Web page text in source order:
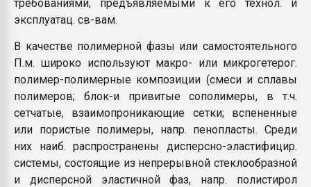
требованиями, предъявляемыми к его технол. и
эксплуатац. св-вам.
В качестве полимерной фазы или самостоятельного
П.м. широко используют макро- или микрогетерог.
полимер-полимерные композиции (смеси и сплавы
полимеров; блок-и привитые сополимеры, в т.ч.
сетчатые, взаимопроникающие сетки; вспененные
или пористые полимеры, напр. пенопласты. Среди
них наиб. распространены дисперсно-эластифицир.
системы, состоящие из непрерывной стеклообразной
и дисперсной эластичной фаз, напр. полистирол